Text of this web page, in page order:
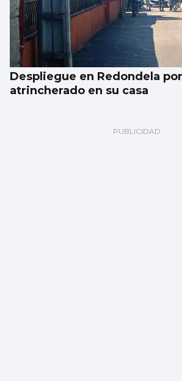
Despliegue en Redondela
atrincherado en su casa